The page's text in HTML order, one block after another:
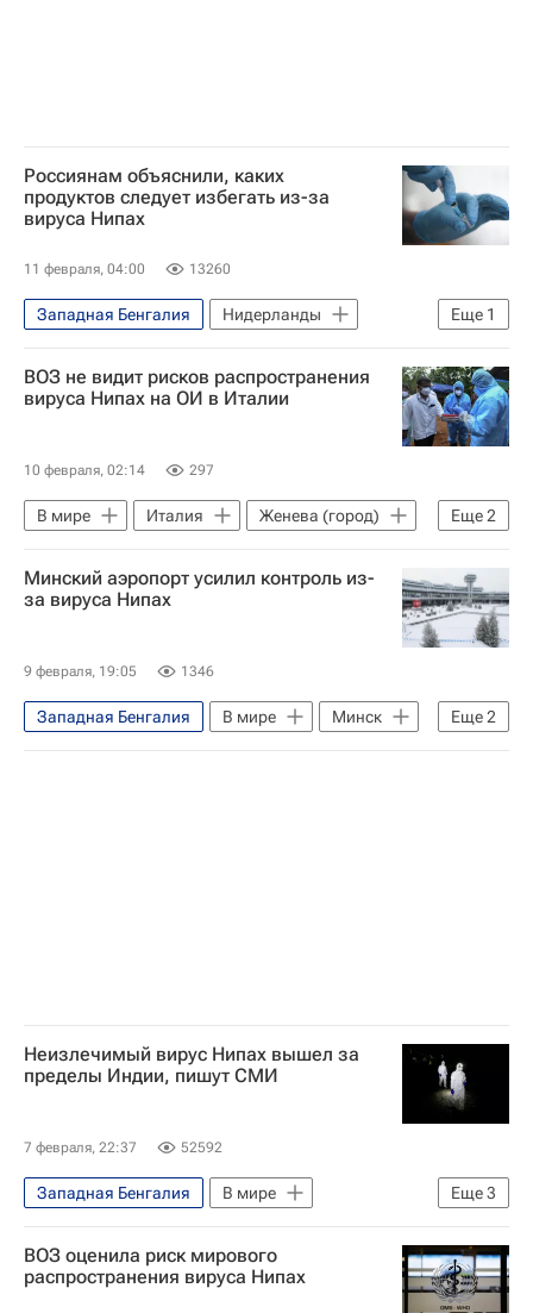
Россиянам объяснили, каких
продуктов следует избегать из-за
вируса Нипах
11 февраля, 04:00 13260
Еще 1
Западная Бенгалия
Нидерланды
Азия
ВОЗ не видит рисков распространения
вируса Нипах на ОИ в Италии
10 февраля, 02:14 297
Еще2
В мире Италия
Женева (город)
Бангладеш
ВОЗ
Минский аэропорт усилил контроль из-
за вируса Нипах
9 февраля, 19:05 1346
Еще2
Западная Бенгалия В мире
Минск
Белоруссия
ВОЗ
Неизлечимый вирус Нипах вышел за
пределы Индии, пишут СМИ
7 февраля, 22:37 52592
Еще3
Западная Бенгалия
В мире
Бангладеш
Индия
Здоровье - Общество
ВОЗ оценила риск мирового
распространения вируса Нипах